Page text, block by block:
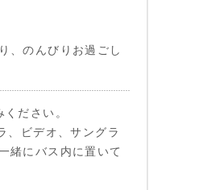
、のんびりお過ごし
ださい。
、ビデオ、サングラ
緒にバス内に置いて